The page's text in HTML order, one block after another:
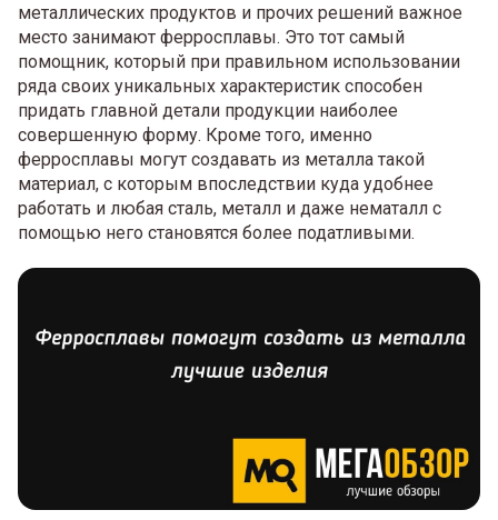
металлических продуктов и прочих решений важное
место занимают ферросплавы. Это тот самый
помощник, который при правильном использовании
ряда своих уникальных характеристик способен
придать главной детали продукции наиболее
совершенную форму. Кроме того, именно
ферросплавы могут создавать из металла такой
материал, с которым впоследствии куда удобнее
работать и любая сталь, металл и даже нематалл с
помощью него становятся более податливыми.